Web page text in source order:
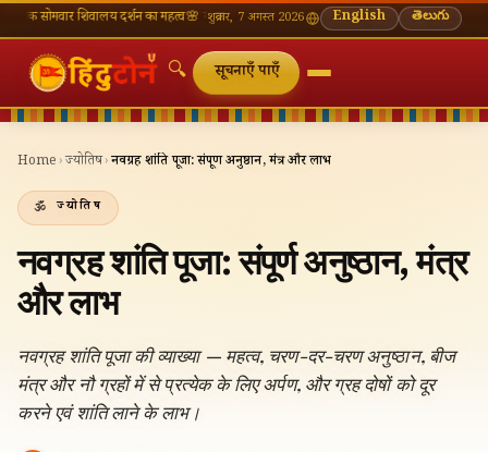
शिवालय दर्शन का महत्व🌸 गणेश चतुर्थी — भाद्रपद शुक्ल चतुर्थी⛩ काशी विश्वनाथ — आज के दर्शन
शुक्रवार, 7 अगस्त 2026 English తెలుగు
🔍 सूचनाएँ पाएँ
Home ›ज्योतिष›नवग्रह शांति पूजा: संपूर्ण अनुष्ठान, मंत्र और लाभ
ज्योतिष
नवग्रह शांति पूजा: संपूर्ण अनुष्ठान, मंत्र
और लाभ
नवग्रह शांति पूजा की व्याख्या — महत्व, चरण-दर-चरण अनुष्ठान, बीज
मंत्र और नौ ग्रहों में से प्रत्येक के लिए अर्पण, और ग्रह दोषों को दूर
करने एवं शांति लाने के लाभ।